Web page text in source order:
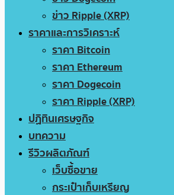
ข่าว Ripple (XRP)
ราคาและการวิเคราะห์
ราคา Bitcoin
ราคา Ethereum
ราคา Dogecoin
ราคา Ripple (XRP)
ปฏิทินเศรษฐกิจ
บทความ
รีวิวผลิตภัณฑ์
เว็บซื้อขาย
กระเป๋าเก็บเหรียญ